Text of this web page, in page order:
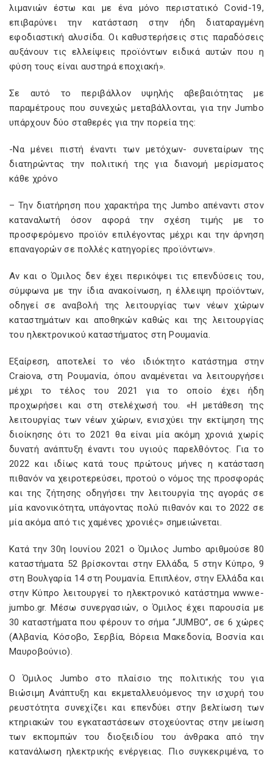
λιμανιών έστω και με ένα μόνο περιστατικό Covid-19,
επιβαρύνει την κατάσταση στην ήδη διαταραγμένη
εφοδιαστική αλυσίδα. Οι καθυστερήσεις στις παραδόσεις
αυξάνουν τις ελλείψεις προϊόντων ειδικά αυτών που η
φύση τους είναι αυστηρά εποχιακή».
Σε αυτό το περιβάλλον υψηλής αβεβαιότητας με
παραμέτρους που συνεχώς μεταβάλλονται, για την Jumbo
υπάρχουν δύο σταθερές για την πορεία της:
-Να μένει πιστή έναντι των μετόχων- συνεταίρων της
διατηρώντας την πολιτική της για διανομή μερίσματος
κάθε χρόνο
– Την διατήρηση που χαρακτήρα της Jumbo απέναντι στον
καταναλωτή όσον αφορά την σχέση τιμής με το
προσφερόμενο προϊόν επιλέγοντας μέχρι και την άρνηση
επαναγορών σε πολλές κατηγορίες προϊόντων».
Αν και ο Όμιλος δεν έχει περικόψει τις επενδύσεις του,
σύμφωνα με την ίδια ανακοίνωση, η έλλειψη προϊόντων,
οδηγεί σε αναβολή της λειτουργίας των νέων χώρων
καταστημάτων και αποθηκών καθώς και της λειτουργίας
του ηλεκτρονικού καταστήματος στη Ρουμανία.
Εξαίρεση, αποτελεί το νέο ιδιόκτητο κατάστημα στην
Craiova, στη Ρουμανία, όπου αναμένεται να λειτουργήσει
μέχρι το τέλος του 2021 για το οποίο έχει ήδη
προχωρήσει και στη στελέχωσή του. «Η μετάθεση της
λειτουργίας των νέων χώρων, ενισχύει την εκτίμηση της
διοίκησης ότι το 2021 θα είναι μία ακόμη χρονιά χωρίς
δυνατή ανάπτυξη έναντι του υγιούς παρελθόντος. Για το
2022 και ιδίως κατά τους πρώτους μήνες η κατάσταση
πιθανόν να χειροτερεύσει, προτού ο νόμος της προσφοράς
και της ζήτησης οδηγήσει την λειτουργία της αγοράς σε
μία κανονικότητα, υπάγοντας πολύ πιθανόν και το 2022 σε
μία ακόμα από τις χαμένες χρονιές» σημειώνεται.
Κατά την 30η Ιουνίου 2021 ο Όμιλος Jumbo αριθμούσε 80
καταστήματα 52 βρίσκονται στην Ελλάδα, 5 στην Κύπρο, 9
στη Βουλγαρία 14 στη Ρουμανία. Επιπλέον, στην Ελλάδα και
στην Κύπρο λειτουργεί το ηλεκτρονικό κατάστημα www.e-
jumbo.gr. Μέσω συνεργασιών, ο Όμιλος έχει παρουσία με
30 καταστήματα που φέρουν το σήμα “JUMBO”, σε 6 χώρες
(Αλβανία, Κόσοβο, Σερβία, Βόρεια Μακεδονία, Βοσνία και
Μαυροβούνιο).
Ο Όμιλος Jumbo στο πλαίσιο της πολιτικής του για
Βιώσιμη Ανάπτυξη και εκμεταλλευόμενος την ισχυρή του
ρευστότητα συνεχίζει και επενδύει στην βελτίωση των
κτηριακών του εγκαταστάσεων στοχεύοντας στην μείωση
των εκπομπών του διοξειδίου του άνθρακα από την
κατανάλωση ηλεκτρικής ενέργειας. Πιο συγκεκριμένα, το